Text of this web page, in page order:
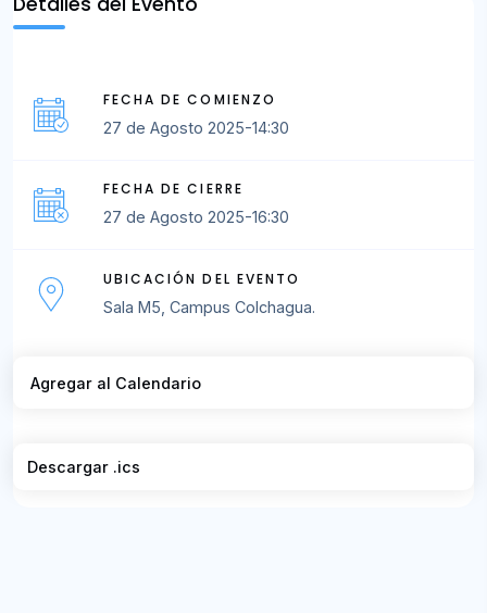
FECHA DE COMIENZO
27 de Agosto 2025-14:30
FECHA DE CIERRE
27 de Agosto 2025-16:30
UBICACIÓN DEL EVENTO
Sala M5, Campus Colchagua.
Agregar al Calendario
Descargar .ics